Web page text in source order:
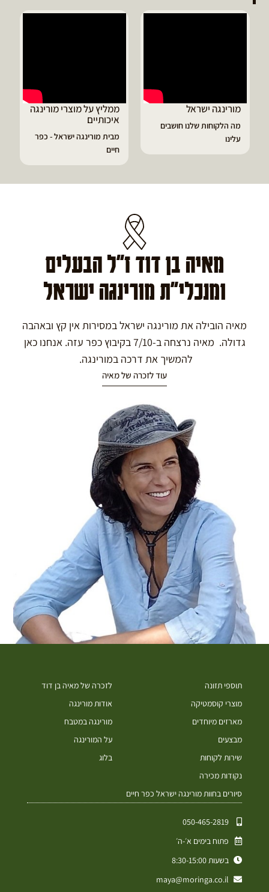
ישראל
שלנו חושבים
ממליץ על מוצרי מורינגה
מבית מורינגה ישראל - כפר
דיוויד ממליץ
הפסקתי לסבול
מאיה בן דוד ז"ל הבעלים
ומנכלי"ת מורינגה ישראל
מאיה הובילה את מורינגה ישראל במסירות אין קץ ובאהבה
גדולה. מאיה נרצחה ב-7/10 בקיבוץ כפר עזה. אנחנו כאן
להמשיך את דרכה במורינגה.
עוד לזכרה של מאיה
תוספי תזונה
מוצרי קוסמטיקה
מארזים מיוחדים
מבצעים
שירות לקוחות
נקודות מכירה
סיורים בחוות מורינגה ישראל כפר חיים
לזכרה של מאיה בן דוד
אודות מורינגה
מורינגה במטבח
על המורינגה
בלוג
050-465-2819⁩
פתוח בימים א׳-ה׳
בשעות 8:30-15:00
maya@moringa.co.il